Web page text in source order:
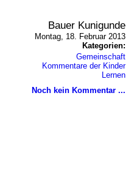
Bauer Kunigunde
Montag, 18. Februar 2013
Kategorien:
Gemeinschaft
Kommentare der Kinder
Lernen
Noch kein Kommentar ...